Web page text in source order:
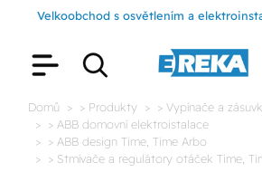
Velkoobchod s osvětlením a
Domů > Produkty
> Vypínače a
> ABB domovní elektroistalace
> ABB design Time, Time Arbo
> Stmívače a regulátory otáček Time,